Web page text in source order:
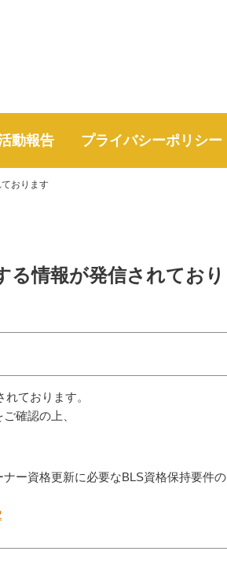
動報告 プライバシーポリシー
おります
る情報が発信されており
ております。
確認の上、
ー資格更新に必要なBLS資格保持要件の